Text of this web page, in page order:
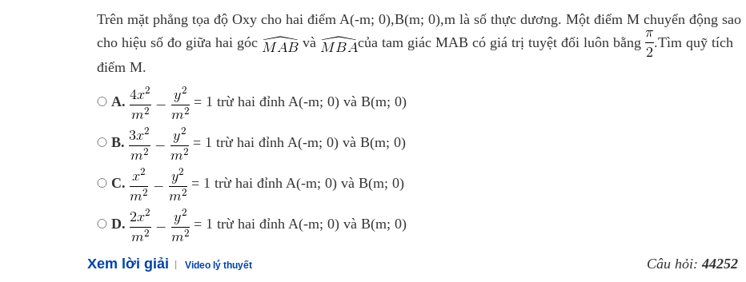
Trên mặt phẳng tọa độ Oxy cho hai điểm A(-m; 0),B(m; 0),m là số thực dương. Một điểm M chuyển động sao
cho hiệu số đo giữa hai góc
và của tam giác MAB có giá trị tuyệt đối luôn bằng
.Tìm quỹ tích
điểm M.
A. = 1 trừ hai đỉnh A(-m; 0) và B(m; 0)
B. = 1 trừ hai đỉnh A(-m; 0) và B(m; 0)
C. = 1 trừ hai đỉnh A(-m; 0) và B(m; 0)
D. = 1 trừ hai đỉnh A(-m; 0) và B(m; 0)
Xem lời giải Video lý thuyết Câu hỏi:44252